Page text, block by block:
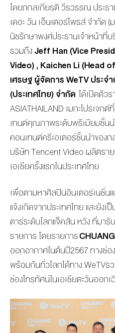
โดยถกลเกียรติ วีรวรรณ ประธ
เดอะ วัน เอ็นเตอร์ไพรส์ จำกัด (
นิชรักษาพงศ์ประธานเจ้าหน้าที่
รวมถึง Jeff Han (Vice
Video) , Kaichen Li (Head of
เศรษฐผู้จัดการWeTVประจ
(ประเทศไทย) จำกัด ได้เปิดตัวร
ASIATHAILAND เมกะโปรเจกต์ที่
เทนต์คุณภาพระดับพรีเมียมชั้นน
คอนเทนต์ครีเอเตอร์ชั้นนำของก
บริษัทTencent Video ผลิตรา
เอเชียครั้งแรกในประเทศไทย
เพื่อตามหาศิลปินอินเตอร์เนชั่น
แจ้งเกิดจากประเทศไทย และยังเ
ตาร์ระดับโลกแจ็คสัน หวัง ที่มารั
รายการโดยรายการ
ออกอากาศในต้นปี2567ทางช่อง
พร้อมกันทั่วโลกได้ทางWeTVร
ช่องโทรทัศน์ในเอเชียตะวันออก